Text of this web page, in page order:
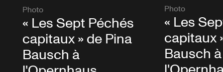
Photo
« Les Sept Péchés
capitaux » de Pina
Bausch à
Photo
« Les
capitaux
Bausch à